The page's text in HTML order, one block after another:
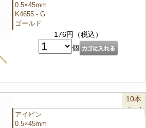
0.5×45mm
K4655 - G
ゴールド
176円（税込）
個
10本
パック
アイピン
0.5×45mm